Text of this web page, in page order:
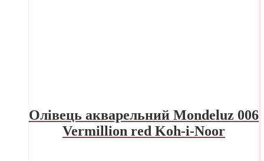
Олівець акварельний Mondeluz 006
Vermillion red Koh-i-Noor